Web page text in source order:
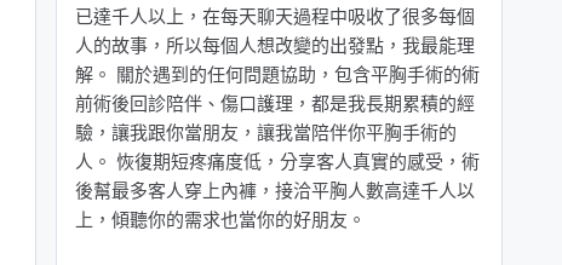
已達千人以上，在每天聊天過程中吸收了很多每個
人的故事，所以每個人想改變的出發點，我最能理
解。 關於遇到的任何問題協助，包含平胸手術的術
前術後回診陪伴、傷口護理，都是我長期累積的經
驗，讓我跟你當朋友，讓我當陪伴你平胸手術的
人。 恢復期短疼痛度低，分享客人真實的感受，術
後幫最多客人穿上內褲，接洽平胸人數高達千人以
上，傾聽你的需求也當你的好朋友。